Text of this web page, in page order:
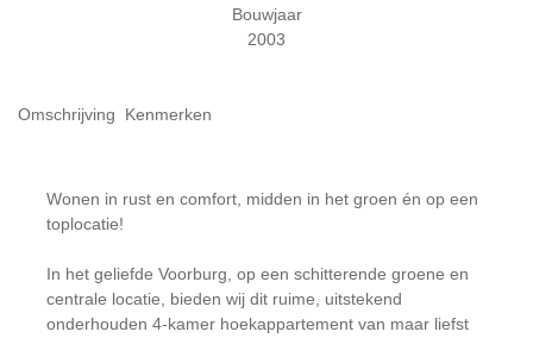
Bouwjaar
2003
Omschrijving Kenmerken
Wonen in rust en comfort, midden in het groen én op een
toplocatie!
In het geliefde Voorburg, op een schitterende groene en
centrale locatie, bieden wij dit ruime, uitstekend
onderhouden 4-kamer hoekappartement van maar liefst